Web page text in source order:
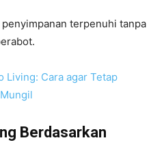
terpenuhi tanpa
Living: Cara agar Tetap
Berdasarkan